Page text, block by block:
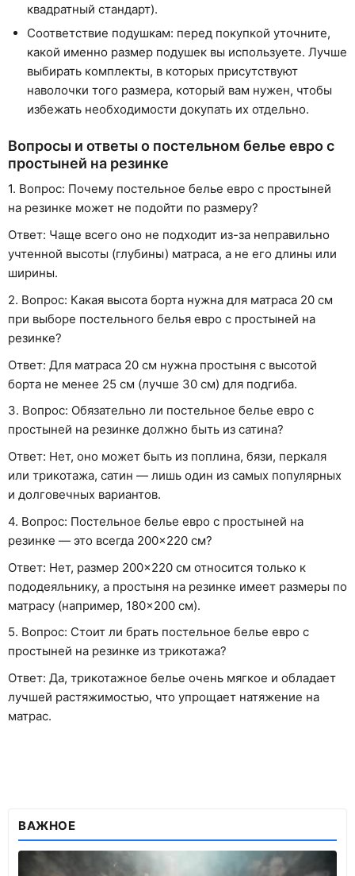
квадратный стандарт).
Соответствие подушкам: перед покупкой уточните,
какой именно размер подушек вы используете. Лучше
выбирать комплекты, в которых присутствуют
наволочки того размера, который вам нужен, чтобы
избежать необходимости докупать их отдельно.
Вопросы и ответы о постельном белье евро с
простыней на резинке
1. Вопрос: Почему постельное белье евро с простыней
на резинке может не подойти по размеру?
Ответ: Чаще всего оно не подходит из-за неправильно
учтенной высоты (глубины) матраса, а не его длины или
ширины.
2. Вопрос: Какая высота борта нужна для матраса 20 см
при выборе постельного белья евро с простыней на
резинке?
Ответ: Для матраса 20 см нужна простыня с высотой
борта не менее 25 см (лучше 30 см) для подгиба.
3. Вопрос: Обязательно ли постельное белье евро с
простыней на резинке должно быть из сатина?
Ответ: Нет, оно может быть из поплина, бязи, перкаля
или трикотажа, сатин — лишь один из самых популярных
и долговечных вариантов.
4. Вопрос: Постельное белье евро с простыней на
резинке — это всегда 200×220 см?
Ответ: Нет, размер 200×220 см относится только к
пододеяльнику, а простыня на резинке имеет размеры по
матрасу (например, 180×200 см).
5. Вопрос: Стоит ли брать постельное белье евро с
простыней на резинке из трикотажа?
Ответ: Да, трикотажное белье очень мягкое и обладает
лучшей растяжимостью, что упрощает натяжение на
матрас.
ВАЖНОЕ